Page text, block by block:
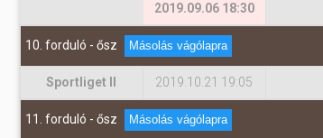
2019.09.06 18:30
10. forduló - ősz Másolás vágólapra
Sportliget II 2019.10.21 19:05
11. forduló - ősz Másolás vágólapra